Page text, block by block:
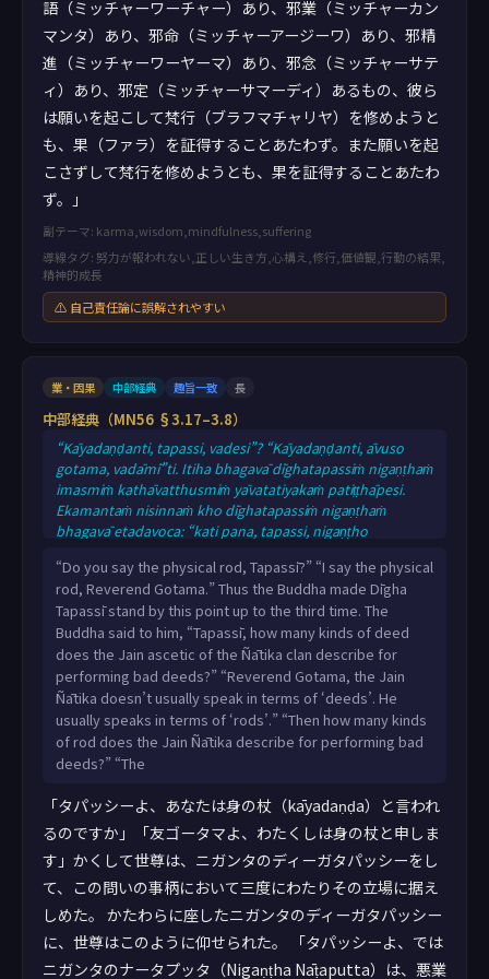
語（ミッチャーワーチャー）あり、邪業（ミッチャーカン
マンタ）あり、邪命（ミッチャーアージーワ）あり、邪精
進（ミッチャーワーヤーマ）あり、邪念（ミッチャーサテ
ィ）あり、邪定（ミッチャーサマーディ）あるもの、彼ら
は願いを起こして梵行（ブラフマチャリヤ）を修めようと
も、果（ファラ）を証得することあたわず。また願いを起
こさずして梵行を修めようとも、果を証得することあたわ
ず。」
副テーマ: karma,wisdom,mindfulness,suffering
導線タグ: 努力が報われない,正しい生き方,心構え,修行,価値観,行動の結果,
精神的成長
⚠ 自己責任論に誤解されやすい
業・因果 中部経典 趣旨一致 長
中部経典（MN56 §3.17–3.8）
“Kāyadaṇḍanti, tapassi, vadesi”? “Kāyadaṇḍanti, āvuso
gotama, vadāmī”ti. Itiha bhagavā dīghatapassiṁ nigaṇṭhaṁ
imasmiṁ kathāvatthusmiṁ yāvatatiyakaṁ patiṭṭhāpesi.
Ekamantaṁ nisinnaṁ kho dīghatapassiṁ nigaṇṭhaṁ
bhagavā etadavoca: “kati pana, tapassi, nigaṇṭho
kiriyāya pāpassa kammassa pavattiyā”ti? “Na kho, āvuso
gotama, āciṇṇaṁ nigaṇṭhassa nāṭaputtassa ‘kammaṁ,
kamman’ti paññapetuṁ; ‘daṇḍaṁ, daṇḍan’ti kho, āvuso
gotama, āciṇṇaṁ nigaṇṭhassa nāṭaputtass
“Do you say the physical rod, Tapassī?” “I say the physical
rod, Reverend Gotama.” Thus the Buddha made Dīgha
Tapassī stand by this point up to the third time. The
Buddha said to him, “Tapassī, how many kinds of deed
does the Jain ascetic of the Ñātika clan describe for
performing bad deeds?” “Reverend Gotama, the Jain
Ñātika doesn’t usually speak in terms of ‘deeds’. He
usually speaks in terms of ‘rods’.” “Then how many kinds
of rod does the Jain Ñātika describe for performing bad
deeds?” “The
「タパッシーよ、あなたは身の杖（kāyadaṇḍa）と言われ
るのですか」「友ゴータマよ、わたくしは身の杖と申しま
す」かくして世尊は、ニガンタのディーガタパッシーをし
て、この問いの事柄において三度にわたりその立場に据え
しめた。 かたわらに座したニガンタのディーガタパッシー
に、世尊はこのように仰せられた。 「タパッシーよ、では
ニガンタのナータプッタ（Nigaṇṭha Nāṭaputta）は、悪業